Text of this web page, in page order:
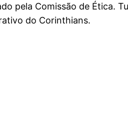
pela Comissão de Ética.
do Corinthians.